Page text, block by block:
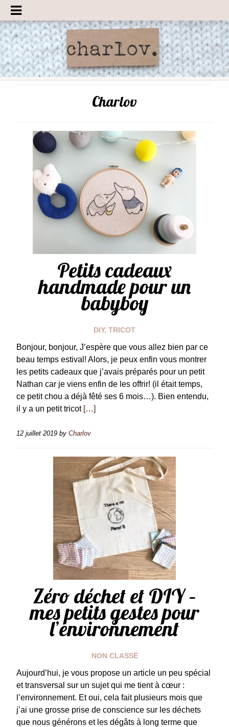
Charlov
Petits cadeaux
handmade pour un
babyboy
DIY, TRICOT
Bonjour, bonjour, J’espère que vous allez bien par ce
beau temps estival! Alors, je peux enfin vous montrer
les petits cadeaux que j’avais préparés pour un petit
Nathan car je viens enfin de les offrir! (il était temps,
ce petit chou a déjà fêté ses 6 mois…). Bien entendu,
il y a un petit tricot […]
12 juillet 2019 by Charlov
Zéro déchet et DIY –
mes petits gestes pour
l’environnement
NON CLASSÉ
Aujourd’hui, je vous propose un article un peu spécial
et transversal sur un sujet qui me tient à cœur :
l’environnement. Et oui, cela fait plusieurs mois que
j’ai une grosse prise de conscience sur les déchets
que nous générons et les dégâts à long terme que